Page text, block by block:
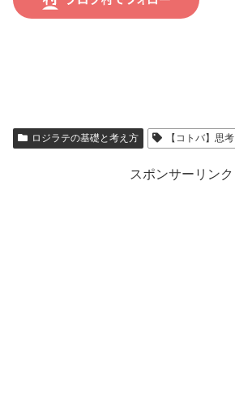
ロジラテの基礎と考え方 【コトバ】思考
スポンサーリンク